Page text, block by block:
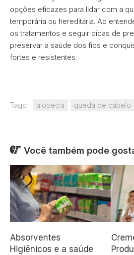
opções eficazes para lidar com a
temporária ou hereditária. Ao
os tratamentos e seguir dicas de
preservar a saúde dos fios e
fortes e resistentes.
Tags: alopecia queda de cabelo
Você também pode
Absorventes
Higiênicos e a saúde